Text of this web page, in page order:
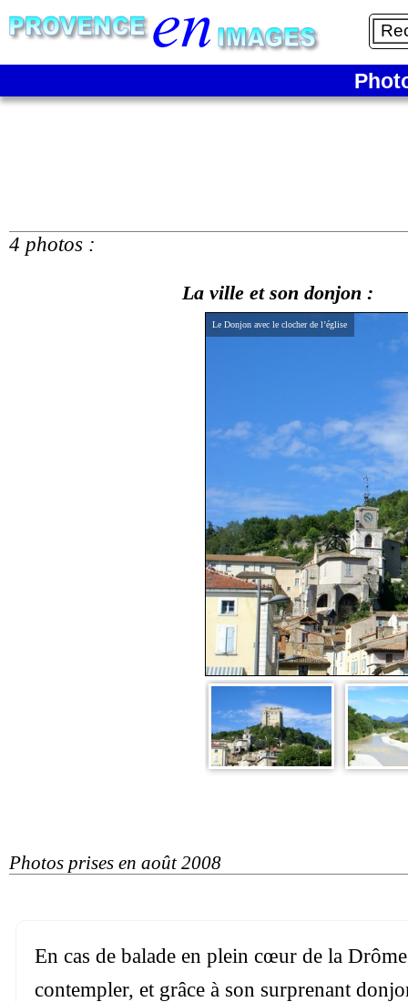
4 photos :
La ville et son donjon :
Le Donjon avec le clocher de l’église
Photos prises en août 2008
En cas de balade en plein cœur de la
contempler, et grâce à son surprenant